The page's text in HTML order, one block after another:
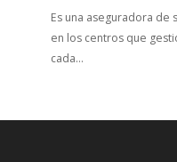
Es una aseguradora de
en los centros que
cada…